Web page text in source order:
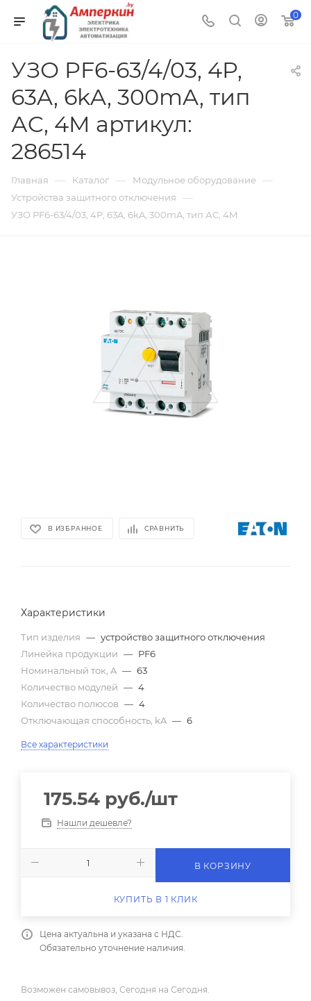
0
УЗО PF6-63/4/03, 4P,
63A, 6kA, 300mA, тип
АC, 4M артикул:
286514
Главная — Каталог — Модульное оборудование —
Устройства защитного отключения —
УЗО PF6-63/4/03, 4P, 63A, 6kA, 300mA, тип АC, 4M
В ИЗБРАННОЕ СРАВНИТЬ
Характеристики
Тип изделия — устройство защитного отключения
Линейка продукции — PF6
Номинальный ток, A — 63
Количество модулей — 4
Количество полюсов — 4
Отключающая способность, kA — 6
Все характеристики
175.54 руб./шт
Нашли дешевле?
В КОРЗИНУ
КУПИТЬ В 1 КЛИК
Цена актуальна и указана с НДС.
Обязательно уточнение наличия.
Возможен самовывоз, Сегодня на Сегодня.